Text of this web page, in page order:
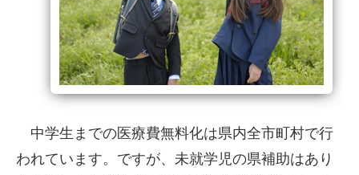
中学生までの医療費無料化は県内全市町村で行
われています。ですが、未就学児の県補助はあり